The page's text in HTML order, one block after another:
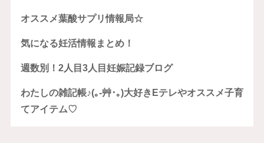
オススメ葉酸サプリ情報局☆
気になる妊活情報まとめ！
週数別！2人目3人目妊娠記録ブログ
わたしの雑記帳♪(｡-艸･｡)大好きEテレやオススメ子育
てアイテム♡